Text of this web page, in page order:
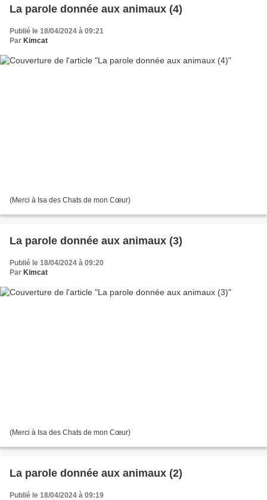
La parole donnée aux animaux (4)
Publié le 18/04/2024 à 09:21
Par Kimcat
(Merci à Isa des Chats de mon Cœur)
La parole donnée aux animaux (3)
Publié le 18/04/2024 à 09:20
Par Kimcat
(Merci à Isa des Chats de mon Cœur)
La parole donnée aux animaux (2)
Publié le 18/04/2024 à 09:19